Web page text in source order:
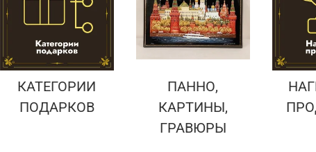
КАТЕГОРИИ
ПОДАРКОВ
ПАННО,
КАРТИНЫ,
ГРАВЮРЫ